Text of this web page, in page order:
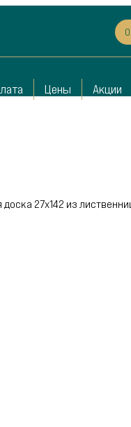
Цены Акции
доска 27х142 из